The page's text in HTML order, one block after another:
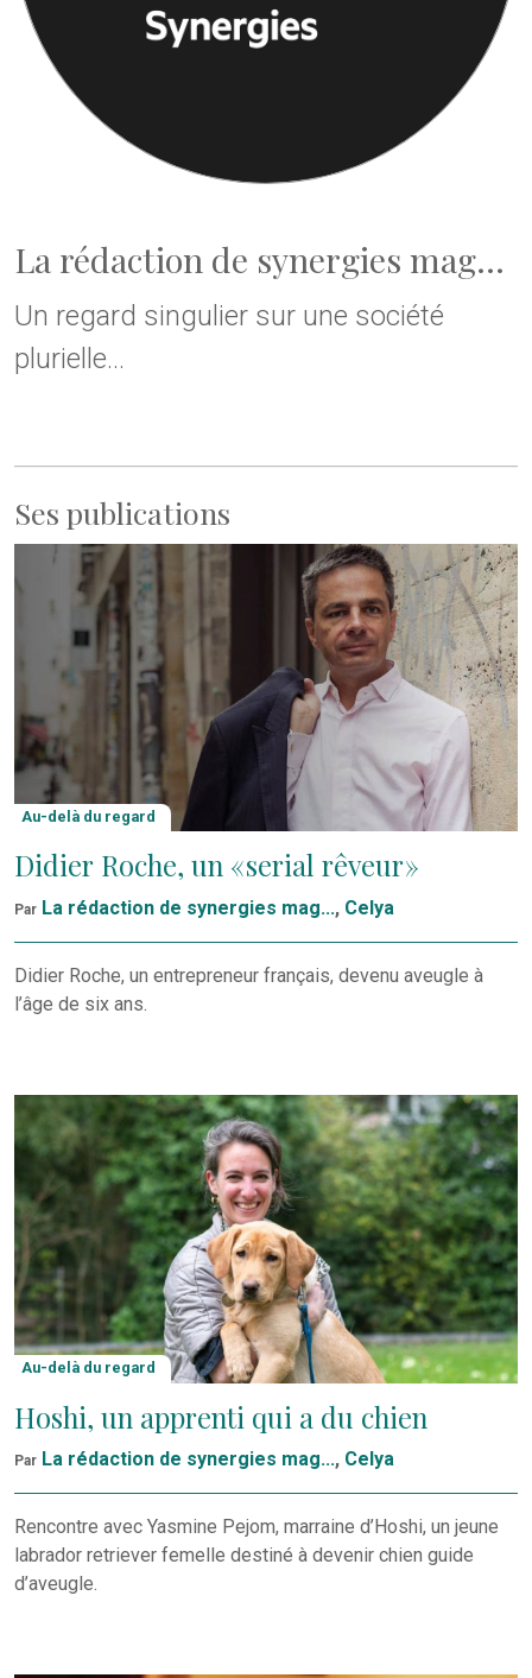
La rédaction de synergies mag...
Un regard singulier sur une société
plurielle...
Ses publications
Au-delà du regard
Didier Roche, un « serial rêveur »
Par La rédaction de synergies mag..., Celya
Didier Roche, un entrepreneur français, devenu aveugle à
l’âge de six ans.
Au-delà du regard
Hoshi, un apprenti qui a du chien
Par La rédaction de synergies mag..., Celya
Rencontre avec Yasmine Pejom, marraine d’Hoshi, un jeune
labrador retriever femelle destiné à devenir chien guide
d’aveugle.